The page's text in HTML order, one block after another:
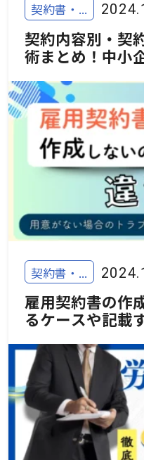
契約書・...
契約内容別・契
術まとめ！中小
契約書・...
雇用契約書の作
るケースや記載